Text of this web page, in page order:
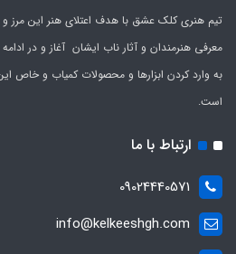
معرفی هنرمندان و آثار ناب ایشان آغاز و در ادامه
به وارد کردن ابزارها و محصولات کمیاب و خاص
است.
ارتباط با ما
09024440571
info@kelkeeshgh.com